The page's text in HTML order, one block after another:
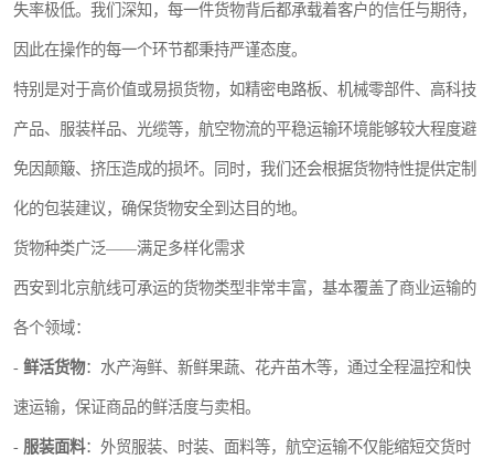
失率极低。我们深知，每一件货物背后都承载着客户的信任与期待，
因此在操作的每一个环节都秉持严谨态度。
特别是对于高价值或易损货物，如精密电路板、机械零部件、高科技
产品、服装样品、光缆等，航空物流的平稳运输环境能够较大程度避
免因颠簸、挤压造成的损坏。同时，我们还会根据货物特性提供定制
化的包装建议，确保货物安全到达目的地。
货物种类广泛——满足多样化需求
西安到北京航线可承运的货物类型非常丰富，基本覆盖了商业运输的
各个领域：
- 鲜活货物：水产海鲜、新鲜果蔬、花卉苗木等，通过全程温控和快
速运输，保证商品的鲜活度与卖相。
- 服装面料：外贸服装、时装、面料等，航空运输不仅能缩短交货时